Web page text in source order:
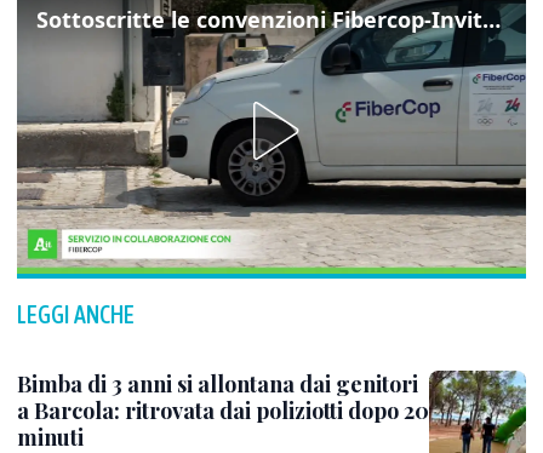
Sottoscritte le convenzioni Fibercop-Invitalia, fibra ottica per 477 mila civici
LEGGI ANCHE
Bimba di 3 anni si allontana dai genitori
a Barcola: ritrovata dai poliziotti dopo 20
minuti